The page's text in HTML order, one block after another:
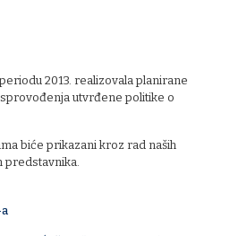
2013. realizovala planirane
utvrđene politike o
biće prikazani kroz rad naših
predstavnika.